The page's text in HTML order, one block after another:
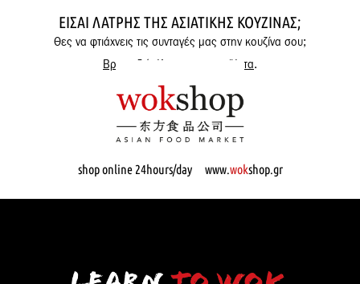
ΕΊΣΑΙ ΛΆΤΡΗΣ ΤΗΣ ΑΣΙΑΤΙΚΉΣ ΚΟΥΖΊΝΑΣ;
Θες να φτιάχνεις τις συνταγές μας στην κουζίνα σου;
Βρες εδώ όλα μας τα προϊόντα.
shop online 24hours/day www.wokshop.gr